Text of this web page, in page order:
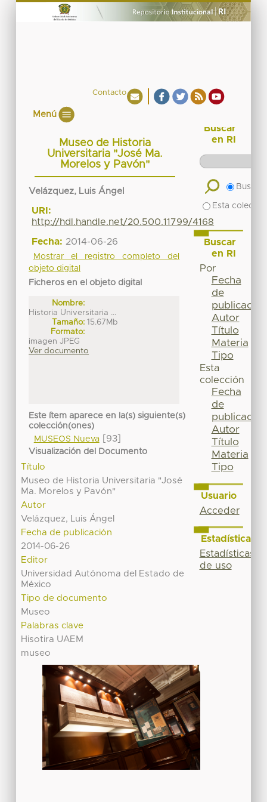
Contacto
Menú
Museo de Historia
Universitaria "José Ma.
Morelos y Pavón"
Velázquez, Luis Ángel
URI:
http://hdl.handle.net/20.500.11799/4168
Fecha: 2014-06-26
Mostrar el registro completo del
objeto digital
Ficheros en el objeto digital
Nombre:
Historia Universitaria ...
Tamaño: 15.67Mb
Formato:
imagen JPEG
Ver documento
Este ítem aparece en la(s) siguiente(s)
colección(ones)
MUSEOS Nueva[93]
Visualización del Documento
Título
Museo de Historia Universitaria "José
Ma. Morelos y Pavón"
Autor
Velázquez, Luis Ángel
Fecha de publicación
2014-06-26
Editor
Universidad Autónoma del Estado de
México
Tipo de documento
Museo
Palabras clave
Hisotira UAEM
museo
Buscar
en RI
Buscar
Esta
Buscar
en RI
Por
Fecha
de
publicación
Autor
Título
Materia
Tipo
Esta
colección
Fecha
de
publicación
Autor
Título
Materia
Tipo
Usuario
Acceder
Estadísticas
Estadísticas
de uso